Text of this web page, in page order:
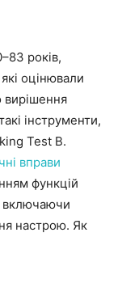
років,
оцінювали
вирішення
інструменти,
Test B.
вправи
функцій
включаючи
настрою. Як